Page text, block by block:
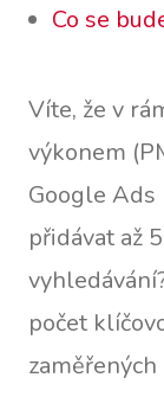
Co se
Víte, že v
výkonem
Google
přidávat až
počet